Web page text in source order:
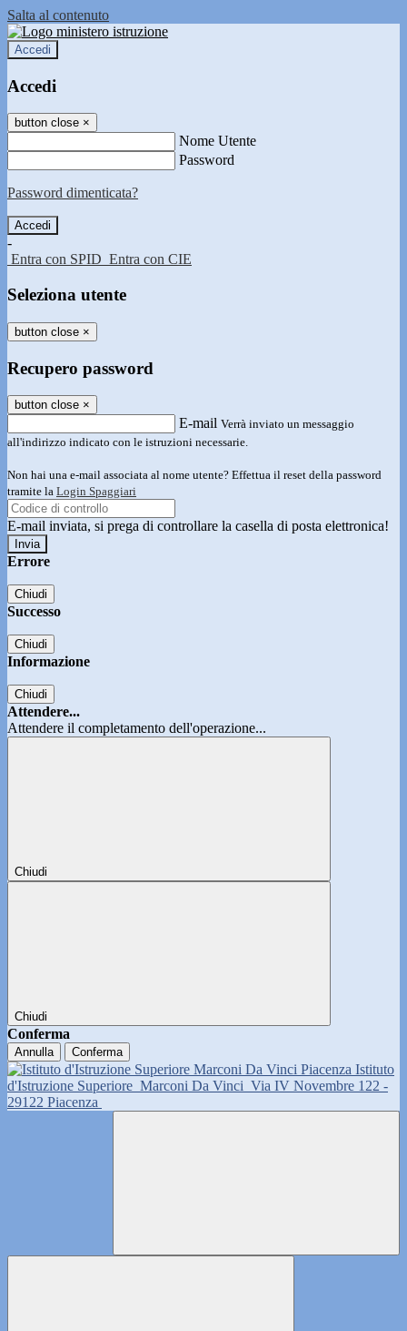
Salta al contenuto
Accedi
Accedi
button close ×
Nome Utente
Password
Password dimenticata?
-
Entra con SPID Entra con CIE
Seleziona utente
button close ×
Recupero password
button close ×
E-mail Verrà inviato un messaggio
all'indirizzo indicato con le istruzioni necessarie.
Non hai una e-mail associata al nome utente? Effettua il reset della password
tramite la Login Spaggiari
E-mail inviata, si prega di controllare la casella di posta elettronica!
Errore
Chiudi
Successo
Chiudi
Informazione
Chiudi
Attendere...
Attendere il completamento dell'operazione...
Chiudi
Chiudi
Conferma
Annulla Conferma
Istituto
d'Istruzione Superiore Marconi Da Vinci Via IV Novembre 122 -
29122 Piacenza